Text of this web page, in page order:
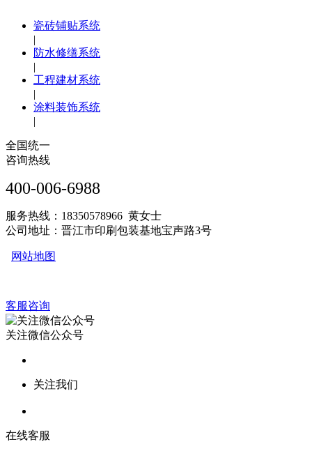
瓷砖铺贴系统
|
防水修缮系统
|
工程建材系统
|
涂料装饰系统
|
全国统一
咨询热线
400-006-6988
服务热线：18350578966 黄女士
公司地址：晋江市印刷包装基地宝声路3号
网站地图
客服咨询
关注微信公众号
关注我们
在线客服